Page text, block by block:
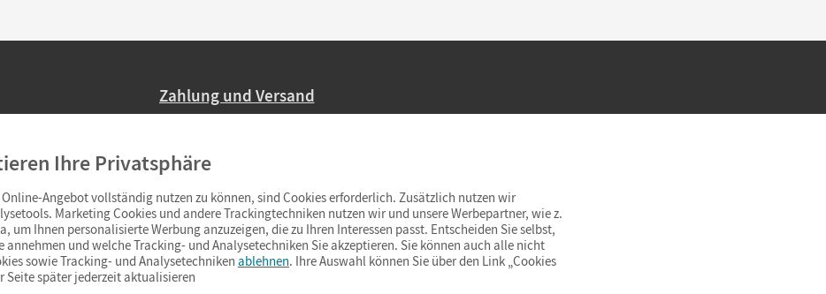
Zahlung und Versand
Ab 59,– EUR Bestellwert liefern wir versandkostenfrei innerhalb Deutschlands
(Lieferung in 3–6 Tagen).
Ihre Privatsphäre
Online-Angebot vollständig nutzen zu können, sind Cookies erforderlich. Zusätzlich nutzen wir
Marketing Cookies und andere Trackingtechniken nutzen wir und unsere Werbepartner, wie z.
um Ihnen personalisierte Werbung anzuzeigen, die zu Ihren Interessen passt. Entscheiden Sie selbst,
annehmen und welche Tracking- und Analysetechniken Sie akzeptieren. Sie können auch alle nicht
sowie Tracking- und Analysetechniken ablehnen. Ihre Auswahl können Sie über den Link „Cookies
Seite später jederzeit aktualisieren